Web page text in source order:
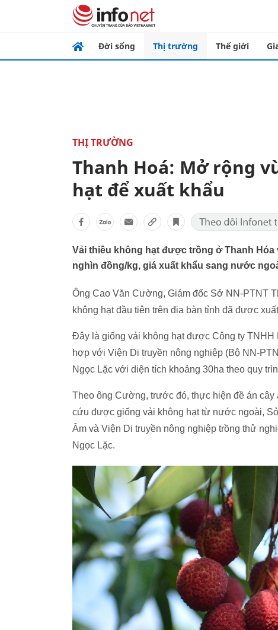
Đời sống Thị trường Thế giới
THỊ TRƯỜNG
Thanh Hoá: Mở rộng
hạt để xuất khẩu
Vải thiều không hạt được trồng ở Thanh
nghìn đồng/kg, giá xuất khẩu sang nước
Ông Cao Văn Cường, Giám đốc Sở NN-PTNT
không hạt đầu tiên trên địa bàn tỉnh đã được
Đây là giống vải không hạt được Công ty
hợp với Viện Di truyền nông nghiệp (Bộ NN-
Ngọc Lặc với diện tích khoảng 30ha theo quy
Theo ông Cường, trước đó, thực hiện đề án cây
cứu được giống vải không hạt từ nước ngoài,
Âm và Viện Di truyền nông nghiệp trồng thử
Ngọc Lặc.